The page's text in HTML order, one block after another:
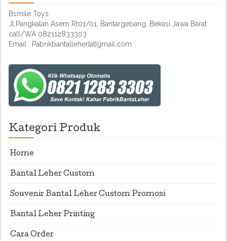
Bsmile Toys
Jl.Pangkalan Asem Rt01/01, Bantargebang, Bekasi Jawa Barat
call/WA 082112833303
Email : Pabrikbantalleher[at]gmail.com
Kategori Produk
Home
Bantal Leher Custom
Souvenir Bantal Leher Custom Promosi
Bantal Leher Printing
Cara Order